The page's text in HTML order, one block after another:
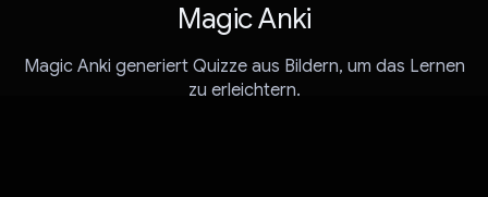
Magic Anki
Magic Anki generiert Quizze aus Bildern, um das Lernen
zu erleichtern.